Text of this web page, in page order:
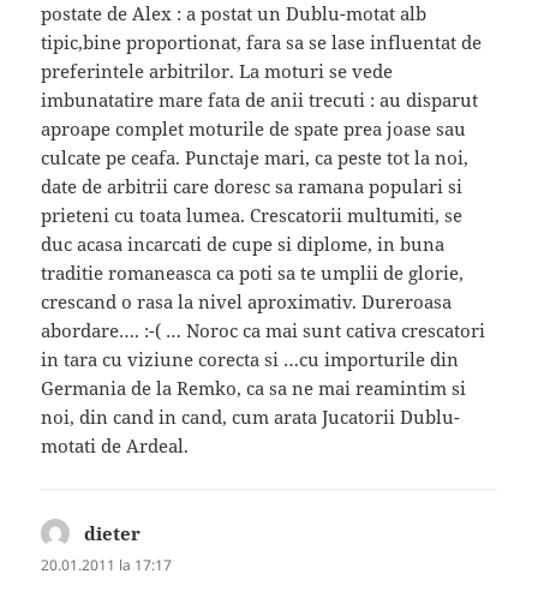
postate de Alex : a postat un Dublu-motat alb
tipic,bine proportionat, fara sa se lase influentat de
preferintele arbitrilor. La moturi se vede
imbunatatire mare fata de anii trecuti : au disparut
aproape complet moturile de spate prea joase sau
culcate pe ceafa. Punctaje mari, ca peste tot la noi,
date de arbitrii care doresc sa ramana populari si
prieteni cu toata lumea. Crescatorii multumiti, se
duc acasa incarcati de cupe si diplome, in buna
traditie romaneasca ca poti sa te umplii de glorie,
crescand o rasa la nivel aproximativ. Dureroasa
abordare…. :-( … Noroc ca mai sunt cativa crescatori
in tara cu viziune corecta si …cu importurile din
Germania de la Remko, ca sa ne mai reamintim si
noi, din cand in cand, cum arata Jucatorii Dublu-
motati de Ardeal.
dieter
20.01.2011 la 17:17